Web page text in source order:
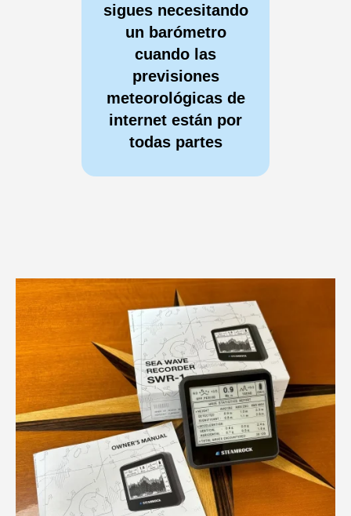
sigues necesitando
un barómetro
cuando las
previsiones
meteorológicas de
internet están por
todas partes